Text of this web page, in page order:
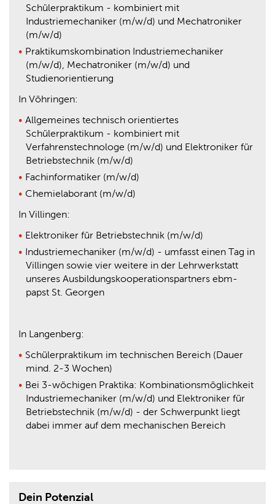
Schülerpraktikum - kombiniert mit
Industriemechaniker (m/w/d) und Mechatroniker
(m/w/d)
Praktikumskombination Industriemechaniker
(m/w/d), Mechatroniker (m/w/d) und
Studienorientierung
In Vöhringen:
Allgemeines technisch orientiertes
Schülerpraktikum - kombiniert mit
Verfahrenstechnologe (m/w/d) und Elektroniker für
Betriebstechnik (m/w/d)
Fachinformatiker (m/w/d)
Chemielaborant (m/w/d)
In Villingen:
Elektroniker für Betriebstechnik (m/w/d)
Industriemechaniker (m/w/d) - umfasst einen Tag in
Villingen sowie vier weitere in der Lehrwerkstatt
unseres Ausbildungskooperationspartners ebm-
papst St. Georgen
In Langenberg:
Schülerpraktikum im technischen Bereich (Dauer
mind. 2-3 Wochen)
Bei 3-wöchigen Praktika: Kombinationsmöglichkeit
Industriemechaniker (m/w/d) und Elektroniker für
Betriebstechnik (m/w/d) - der Schwerpunkt liegt
dabei immer auf dem mechanischen Bereich
Dein Potenzial